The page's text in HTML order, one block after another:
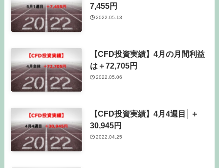
7,455円
2022.05.13
【CFD投資実績】4月の月間利益
は＋72,705円
2022.05.06
【CFD投資実績】4月4週目│＋
30,945円
2022.04.25